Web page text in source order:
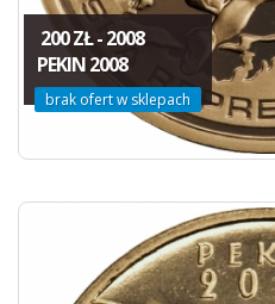
200 ZŁ - 2008
PEKIN 2008
brak ofert w sklepach